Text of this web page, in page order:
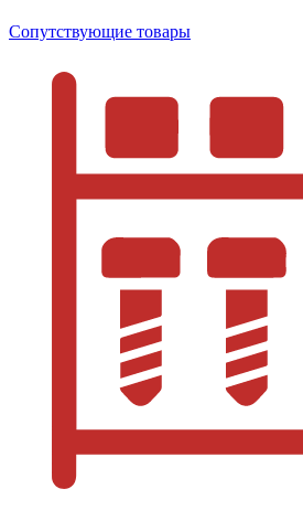
Сопутствующие товары